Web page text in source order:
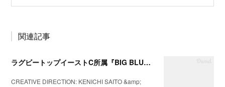
関連記事
ラグビートップイーストC所属『BIG BLUES八千代ベイ東京』の2025年シーズンプロモーションビデオを制作
CREATIVE DIRECTION: KENICHI SAITO &amp;